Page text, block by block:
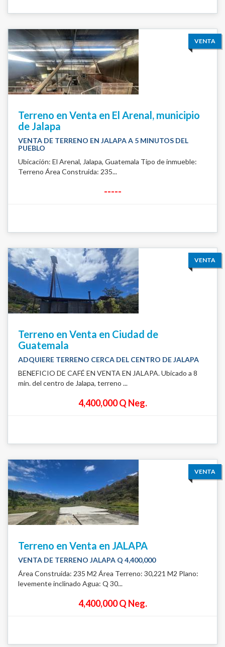
VENTA
Terreno en Venta en El Arenal, municipio
de Jalapa
VENTA DE TERRENO EN JALAPA A 5 MINUTOS DEL
PUEBLO
Ubicación: El Arenal, Jalapa, Guatemala Tipo de inmueble:
Terreno Área Construida: 235...
-----
VENTA
Terreno en Venta en Ciudad de
Guatemala
ADQUIERE TERRENO CERCA DEL CENTRO DE JALAPA
BENEFICIO DE CAFÉ EN VENTA EN JALAPA. Ubicado a 8
min. del centro de Jalapa, terreno ...
4,400,000 Q Neg.
VENTA
Terreno en Venta en JALAPA
VENTA DE TERRENO JALAPA Q 4,400,000
Área Construida: 235 M2 Área Terreno: 30,221 M2 Plano:
levemente inclinado Agua: Q 30...
4,400,000 Q Neg.